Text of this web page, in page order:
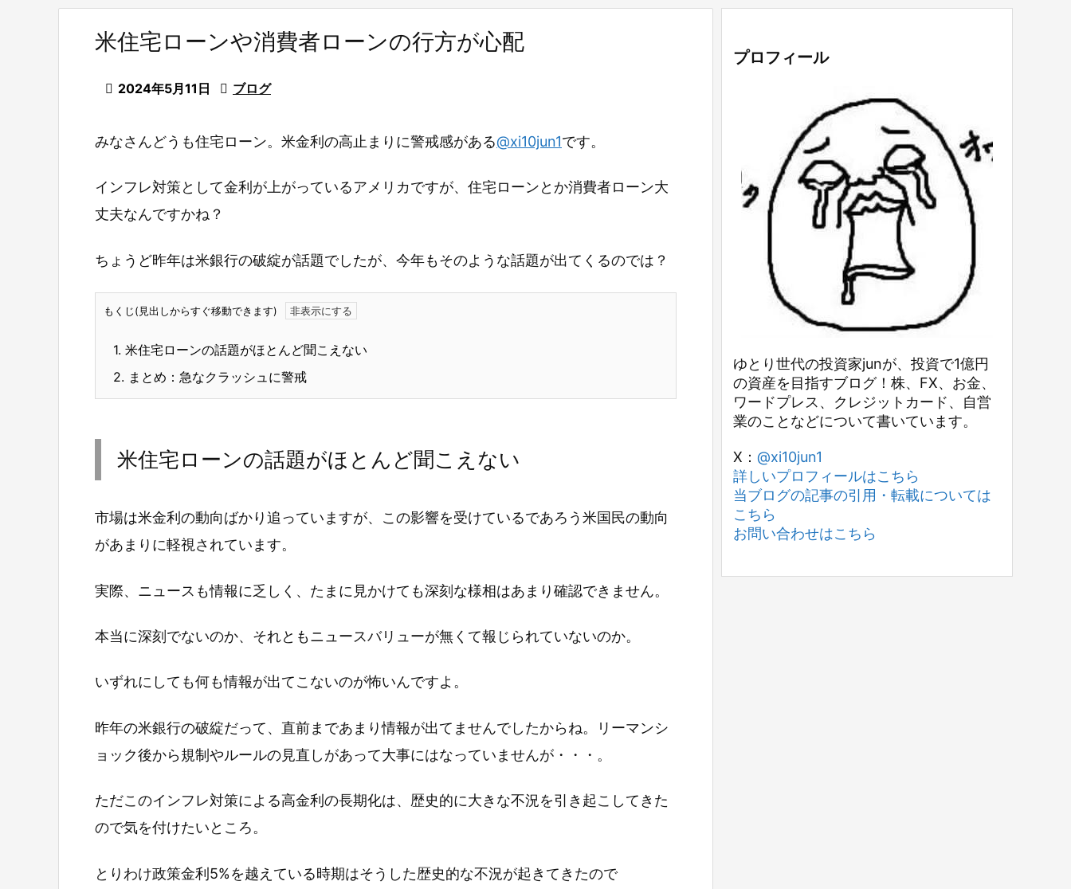
米住宅ローンや消費者ローンの行方が心配
 2024年5月11日  ブログ
みなさんどうも住宅ローン。米金利の高止まりに警戒感がある@xi10jun1です。
インフレ対策として金利が上がっているアメリカですが、住宅ローンとか消費者ローン大
丈夫なんですかね？
ちょうど昨年は米銀行の破綻が話題でしたが、今年もそのような話題が出てくるのでは？
もくじ(見出しからすぐ移動できます)
1. 米住宅ローンの話題がほとんど聞こえない
2. まとめ：急なクラッシュに警戒
米住宅ローンの話題がほとんど聞こえない
市場は米金利の動向ばかり追っていますが、この影響を受けているであろう米国民の動向
があまりに軽視されています。
実際、ニュースも情報に乏しく、たまに見かけても深刻な様相はあまり確認できません。
本当に深刻でないのか、それともニュースバリューが無くて報じられていないのか。
いずれにしても何も情報が出てこないのが怖いんですよ。
昨年の米銀行の破綻だって、直前まであまり情報が出てませんでしたからね。リーマンシ
ョック後から規制やルールの見直しがあって大事にはなっていませんが・・・。
ただこのインフレ対策による高金利の長期化は、歴史的に大きな不況を引き起こしてきた
ので気を付けたいところ。
とりわけ政策金利5%を越えている時期はそうした歴史的な不況が起きてきたので
プロフィール
ゆとり世代の投資家junが、投資で1億円
の資産を目指すブログ！株、FX、お金、
ワードプレス、クレジットカード、自営
業のことなどについて書いています。
X： @xi10jun1
詳しいプロフィールはこちら
当ブログの記事の引用・転載については
こちら
お問い合わせはこちら